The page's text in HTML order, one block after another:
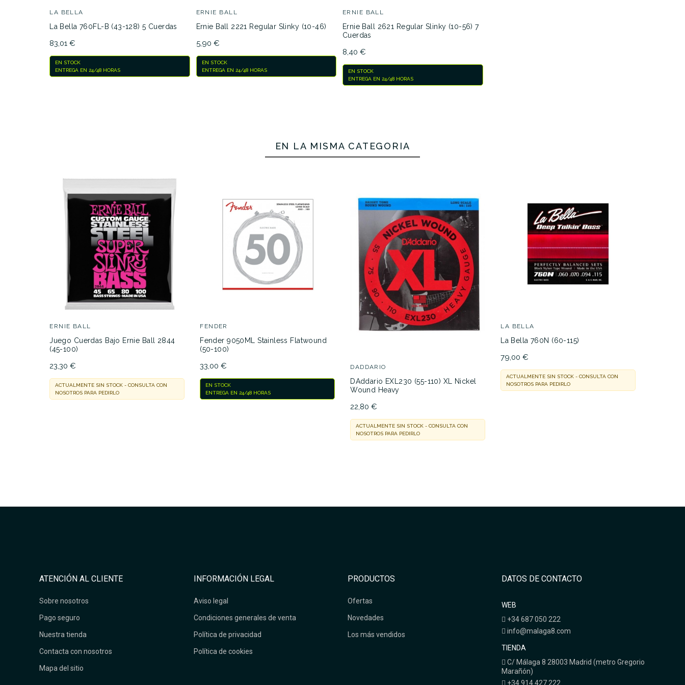
LA BELLA
La Bella 760FL-B (43-128) 5 Cuerdas
83,01 €
EN STOCK
ENTREGA EN 24/48 HORAS
ERNIE BALL
Ernie Ball 2221 Regular Slinky (10-46)
5,90 €
EN STOCK
ENTREGA EN 24/48 HORAS
ERNIE BALL
Ernie Ball 2621 Regular Slinky (10-56) 7
Cuerdas
8,40 €
EN STOCK
ENTREGA EN 24/48 HORAS
EN LA MISMA CATEGORÍA
ERNIE BALL
Juego Cuerdas Bajo Ernie Ball 2844
(45-100)
23,30 €
ACTUALMENTE SIN STOCK - CONSULTA CON
NOSOTROS PARA PEDIRLO
FENDER
Fender 9050ML Stainless Flatwound
(50-100)
33,00 €
EN STOCK
ENTREGA EN 24/48 HORAS
DADDARIO
DAddario EXL230 (55-110) XL Nickel
Wound Heavy
22,80 €
ACTUALMENTE SIN STOCK - CONSULTA CON
NOSOTROS PARA PEDIRLO
LA BELLA
La Bella 760N (60-115)
79,00 €
ACTUALMENTE SIN STOCK - CONSULTA CON
NOSOTROS PARA PEDIRLO
ATENCIÓN AL CLIENTE
Sobre nosotros
Pago seguro
Nuestra tienda
Contacta con nosotros
Mapa del sitio
INFORMACIÓN LEGAL
Aviso legal
Condiciones generales de venta
Política de privacidad
Política de cookies
PRODUCTOS
Ofertas
Novedades
Los más vendidos
DATOS DE CONTACTO
WEB
+34 687 050 222
info@malaga8.com
TIENDA
C/ Málaga 8 28003 Madrid (metro Gregorio
Marañón)
+34 914 427 222